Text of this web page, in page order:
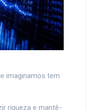
imaginamos tem
riqueza e mantê-